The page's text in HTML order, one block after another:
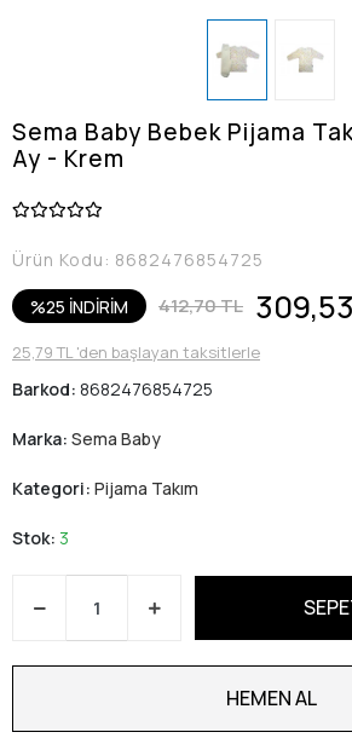
Sema Baby Bebek Pijama
Ay - Krem
Ürün Kodu: 8682476854725
%25 İNDİRİM 412,70 TL
25,79 TL 'den başlayan taksitlerle
Barkod: 8682476854725
Marka: Sema Baby
Kategori: Pijama Takım
Stok: 3
HEMEN AL